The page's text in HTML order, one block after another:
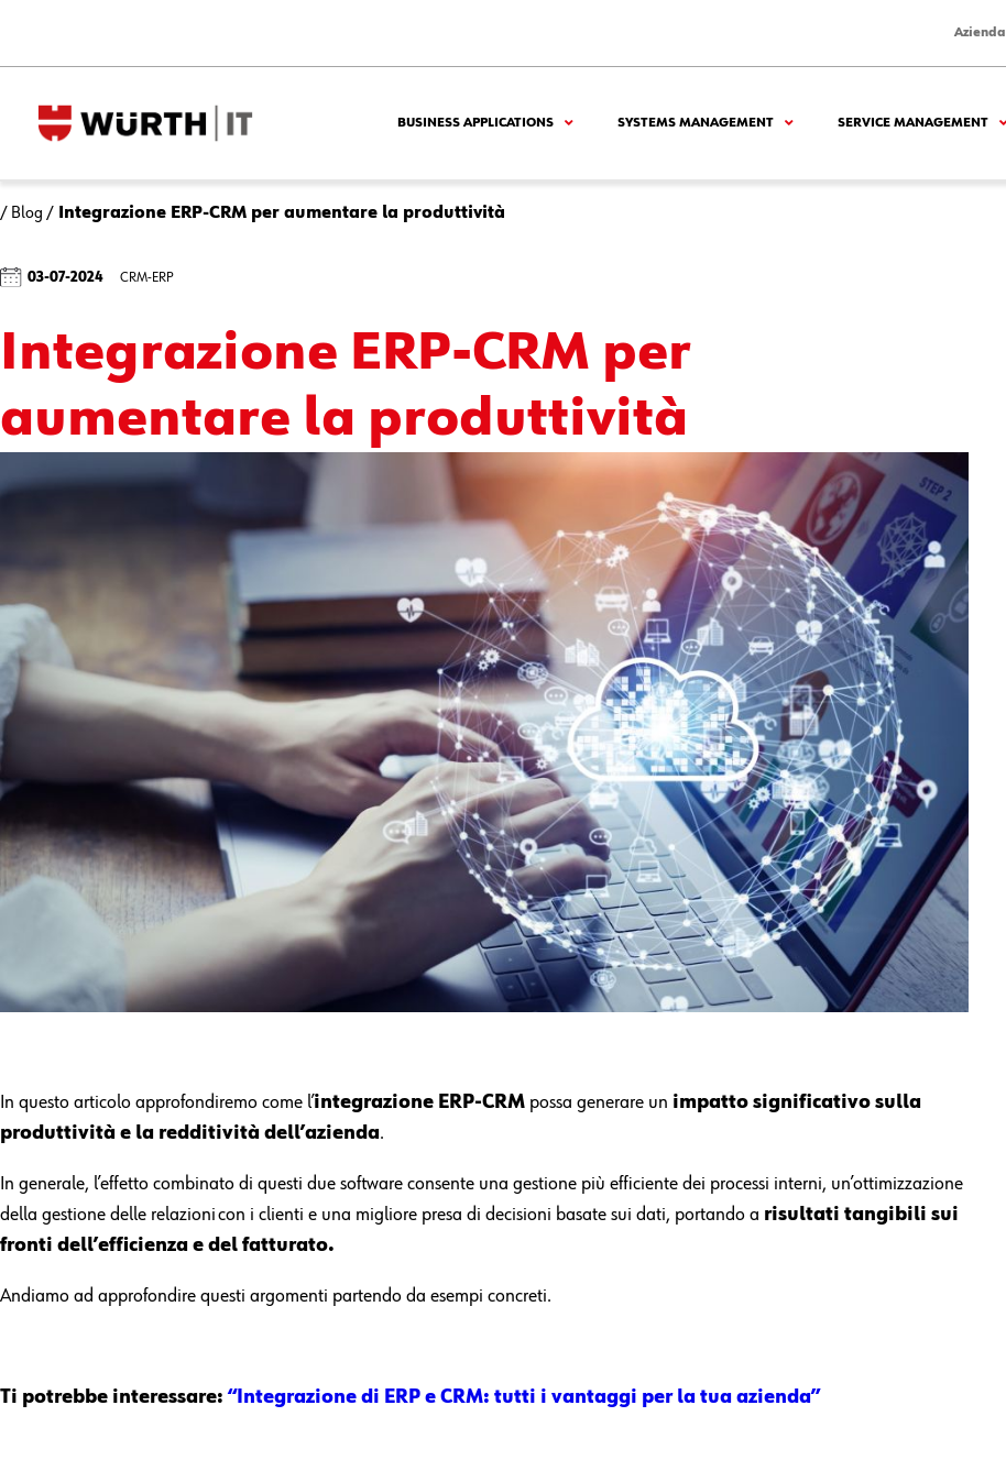
Azienda
BUSINESS APPLICATIONS SYSTEMS MANAGEMENT SERVICE MANAGEMENT
/ Blog / Integrazione ERP-CRM per aumentare la produttività
03-07-2024 CRM-ERP
Integrazione ERP-CRM per
aumentare la produttività
In questo articolo approfondiremo come l’integrazione ERP-CRM possa generare un impatto significativo sulla
produttività e la redditività dell’azienda.
In generale, l’effetto combinato di questi due software consente una gestione più efficiente dei processi interni, un’ottimizzazione
della gestione delle relazioni con i clienti e una migliore presa di decisioni basate sui dati, portando a risultati tangibili sui
fronti dell’efficienza e del fatturato.​
Andiamo ad approfondire questi argomenti partendo da esempi concreti.
Ti potrebbe interessare:“Integrazione di ERP e CRM: tutti i vantaggi per la tua azienda”